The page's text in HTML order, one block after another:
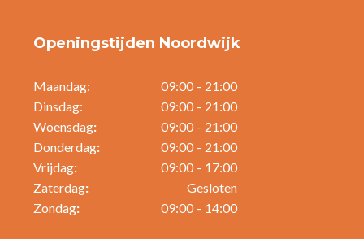
Openingstijden Noordwijk
Maandag:
09:00 – 21:00
Dinsdag:
09:00 – 21:00
Woensdag:
09:00 – 21:00
Donderdag:
09:00 – 21:00
Vrijdag:
09:00 – 17:00
Zaterdag:
Gesloten
Zondag: 09:00 – 14:00